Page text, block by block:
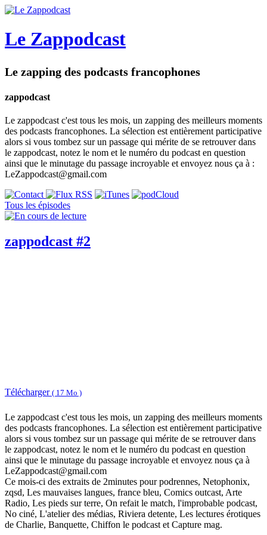
Le Zappodcast
Le zapping des podcasts francophones
zappodcast
Le zappodcast c'est tous les mois, un zapping des meilleurs moments
des podcasts francophones. La sélection est entièrement participative
alors si vous tombez sur un passage qui mérite de se retrouver dans
le zappodcast, notez le nom et le numéro du podcast en question
ainsi que le minutage du passage incroyable et envoyez nous ça à :
LeZappodcast@gmail.com
Tous les épisodes
zappodcast #2
Télécharger ( 17 Mo )
Le zappodcast c'est tous les mois, un zapping des meilleurs moments
des podcasts francophones. La sélection est entièrement participative
alors si vous tombez sur un passage qui mérite de se retrouver dans
le zappodcast, notez le nom et le numéro du podcast en question
ainsi que le minutage du passage incroyable et envoyez nous ça à
LeZappodcast@gmail.com
Ce mois-ci des extraits de 2minutes pour podrennes, Netophonix,
zqsd, Les mauvaises langues, france bleu, Comics outcast, Arte
Radio, Les pieds sur terre, On refait le match, l'improbable podcast,
No ciné, L'atelier des médias, Riviera detente, Les lectures érotiques
de Charlie, Banquette, Chiffon le podcast et Capture mag.